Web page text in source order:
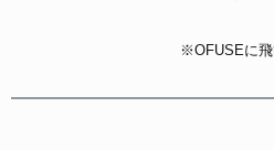
※OFUSEに飛